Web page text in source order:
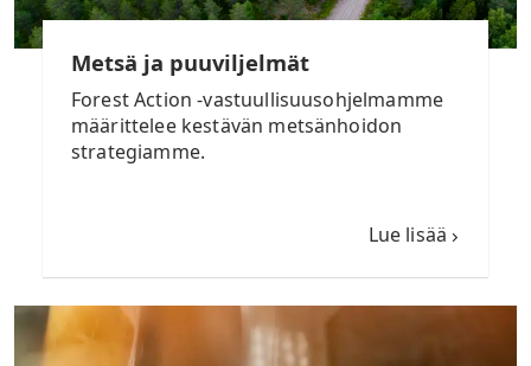
Metsä ja puuviljelmät
Forest Action -vastuullisuusohjelmamme
määrittelee kestävän metsänhoidon
strategiamme.
Lue lisää